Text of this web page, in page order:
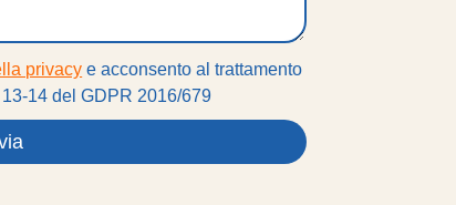
privacy e acconsento al trattamento
14 del GDPR 2016/679